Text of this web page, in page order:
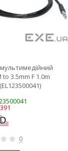
to 3.5mm F 1.0m
0